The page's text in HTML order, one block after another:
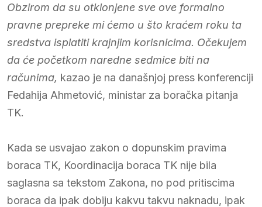
Obzirom da su otklonjene sve ove formalno
pravne prepreke mi ćemo u što kraćem roku ta
sredstva isplatiti krajnjim korisnicima. Očekujem
da će početkom naredne sedmice biti na
računima, kazao je na današnjoj press konferenciji
Fedahija Ahmetović, ministar za boračka pitanja
TK.
Kada se usvajao zakon o dopunskim pravima
boraca TK, Koordinacija boraca TK nije bila
saglasna sa tekstom Zakona, no pod pritiscima
boraca da ipak dobiju kakvu takvu naknadu, ipak